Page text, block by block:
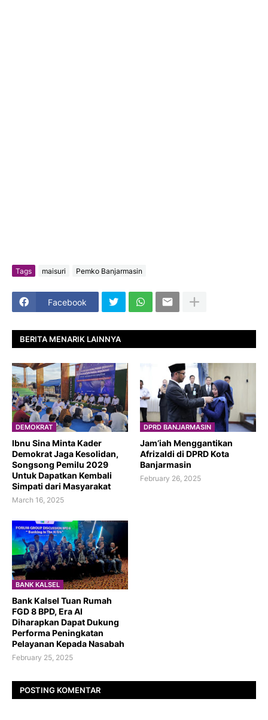
Tags maisuri Pemko Banjarmasin
Facebook
BERITA MENARIK LAINNYA
DEMOKRAT
Ibnu Sina Minta Kader
Demokrat Jaga Kesolidan,
Songsong Pemilu 2029
Untuk Dapatkan Kembali
Simpati dari Masyarakat
March 16, 2025
DPRD BANJARMASIN
Jam’iah Menggantikan
Afrizaldi di DPRD Kota
Banjarmasin
February 26, 2025
BANK KALSEL
Bank Kalsel Tuan Rumah
FGD 8 BPD, Era AI
Diharapkan Dapat Dukung
Performa Peningkatan
Pelayanan Kepada Nasabah
February 25, 2025
POSTING KOMENTAR